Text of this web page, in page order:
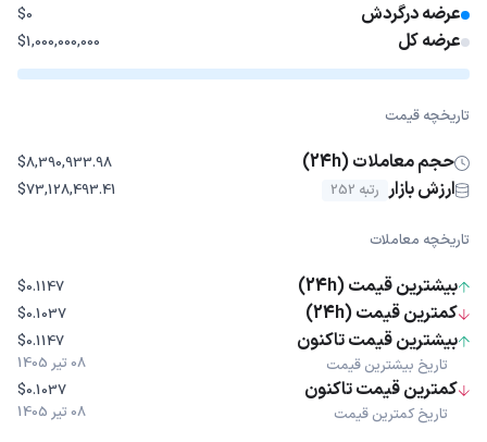
عرضه درگردش $0
عرضه کل $1,000,000,000
تاریخچه قیمت
حجم معاملات (24h) $8,390,933.98
ارزش بازار رتبه 252 $73,128,493.41
تاریخچه معاملات
بیشترین قیمت (24h) $0.1147
کمترین قیمت (24h) $0.1037
بیشترین قیمت تاکنون
تاریخ بیشترین قیمت
$0.1147
08 تیر 1405
کمترین قیمت تاکنون
تاریخ کمترین قیمت
$0.1037
08 تیر 1405